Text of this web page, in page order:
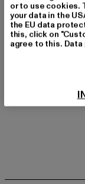
Im Taubental 15a
LIEFERUNG &
or to use cookies.
your data in the
the EU data
this, click on
agree to this.